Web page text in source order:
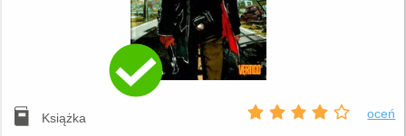
Książka oceń